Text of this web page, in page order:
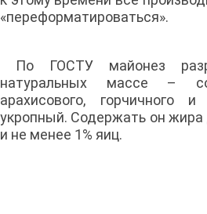
«переформатироваться».
По ГОСТУ майонез
натуральных массе –
арахисового, горчичного
укропный. Содержать он
и не менее 1% яиц.